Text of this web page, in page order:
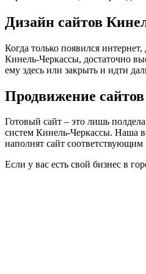
Дизайн сайтов
Когда только появился интернет,
Кинель-Черкассы, достаточно
ему здесь или закрыть и идти
Продвижение
Готовый сайт ‒ это лишь
систем Кинель-Черкассы. Наша
наполнят сайт
Если у вас есть свой бизнес в